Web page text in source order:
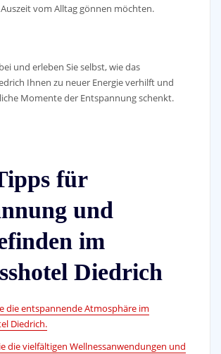
vom Alltag gönnen möchten.
und erleben Sie selbst, wie das
Ihnen zu neuer Energie verhilft und
Momente der Entspannung schenkt.
für
und
im
Diedrich
die entspannende Atmosphäre im
Diedrich.
die vielfältigen Wellnessanwendungen und